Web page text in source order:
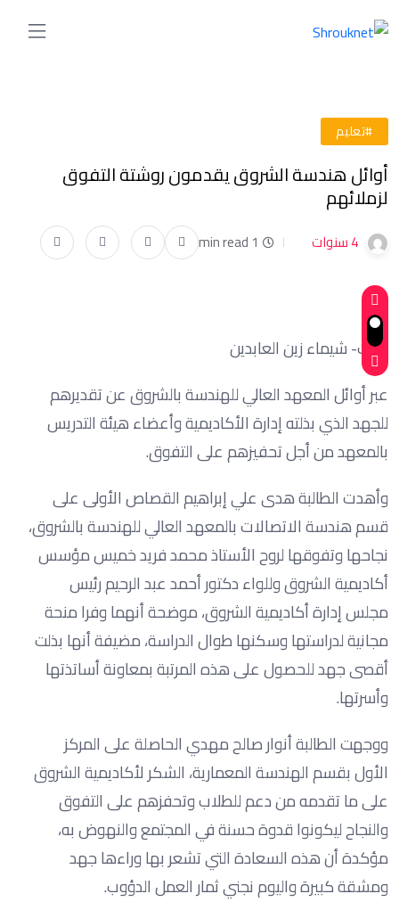
#تعليم
أوائل هندسة الشروق يقدمون روشتة التفوق
لزملائهم
4 سنوات 1 min read
كتبت- شيماء زين العابدين
عبر أوائل المعهد العالي للهندسة بالشروق عن تقديرهم
للجهد الذي بذلته إدارة الأكاديمية وأعضاء هيئة التدريس
بالمعهد من أجل تحفيزهم على التفوق.
وأهدت الطالبة هدى علي إبراهيم القصاص الأولى على
قسم هندسة الاتصالات بالمعهد العالي للهندسة بالشروق،
نجاحها وتفوقها لروح الأستاذ محمد فريد خميس مؤسس
أكاديمية الشروق وللواء دكتور أحمد عبد الرحيم رئيس
مجلس إدارة أكاديمية الشروق، موضحة أنهما وفرا منحة
مجانية لدراستها وسكنها طوال الدراسة، مضيفة أنها بذلت
أقصى جهد للحصول على هذه المرتبة بمعاونة أساتذتها
وأسرتها.
ووجهت الطالبة أنوار صالح مهدي الحاصلة على المركز
الأول بقسم الهندسة المعمارية، الشكر لأكاديمية الشروق
على ما تقدمه من دعم للطلاب وتحفزهم على التفوق
والنجاح ليكونوا قدوة حسنة في المجتمع والنهوض به،
مؤكدة أن هذه السعادة التي تشعر بها وراءها جهد
ومشقة كبيرة واليوم نجني ثمار العمل الدؤوب.